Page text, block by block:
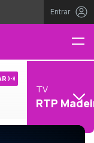
Entrar
TV
RTP